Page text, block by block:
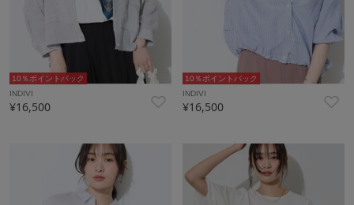
10％ポイントバック
INDIVI
¥16,500
10％ポイントバック
INDIVI
¥16,500